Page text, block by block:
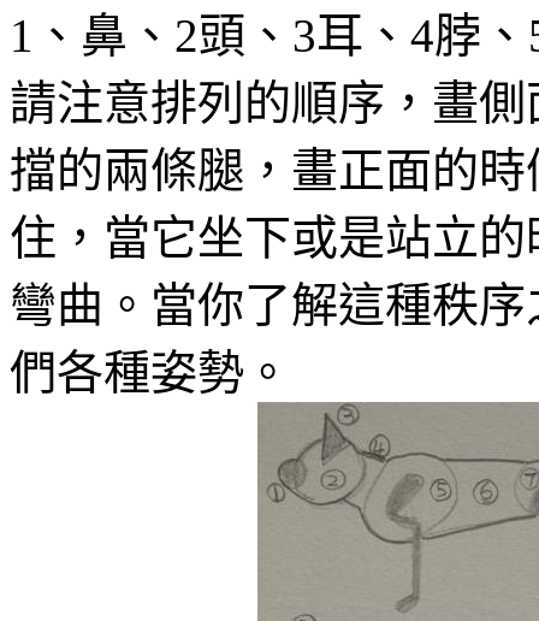
1 、鼻、 2頭、 3耳、 4脖、
請注意排列的順序，畫
擋的兩條腿，畫正面的
住，當它坐下或是站立
彎曲。當你了解這種秩
們各種姿勢。